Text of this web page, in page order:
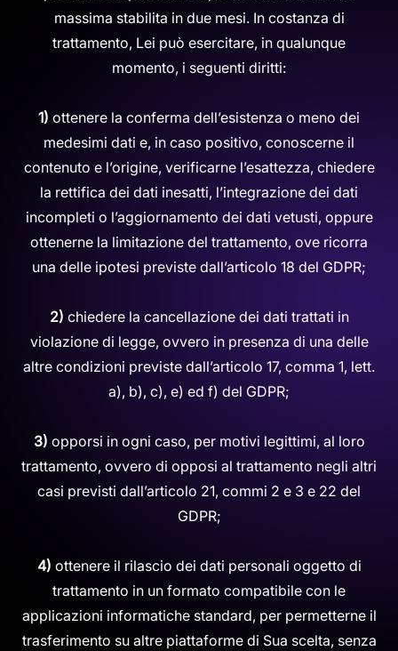
massima stabilita in due mesi. In costanza di
trattamento, Lei può esercitare, in qualunque
momento, i seguenti diritti:
1) ottenere la conferma dell’esistenza o meno dei
medesimi dati e, in caso positivo, conoscerne il
contenuto e l’origine, verificarne l’esattezza, chiedere
la rettifica dei dati inesatti, l’integrazione dei dati
incompleti o l’aggiornamento dei dati vetusti, oppure
ottenerne la limitazione del trattamento, ove ricorra
una delle ipotesi previste dall’articolo 18 del GDPR;
2) chiedere la cancellazione dei dati trattati in
violazione di legge, ovvero in presenza di una delle
altre condizioni previste dall’articolo 17, comma 1, lett.
a), b), c), e) ed f) del GDPR;
3) opporsi in ogni caso, per motivi legittimi, al loro
trattamento, ovvero di opposi al trattamento negli altri
casi previsti dall’articolo 21, commi 2 e 3 e 22 del
GDPR;
4) ottenere il rilascio dei dati personali oggetto di
trattamento in un formato compatibile con le
applicazioni informatiche standard, per permetterne il
trasferimento su altre piattaforme di Sua scelta, senza